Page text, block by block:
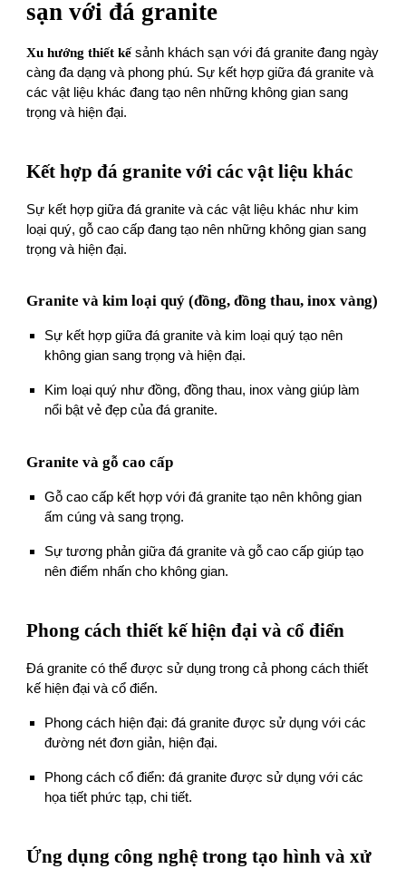
sạn với đá granite
Xu hướng thiết kếsảnh khách sạn với đá granite đang ngày
càng đa dạng và phong phú. Sự kết hợp giữa đá granite và
các vật liệu khác đang tạo nên những không gian sang
trọng và hiện đại.
Kết hợp đá granite với các vật liệu khác
Sự kết hợp giữa đá granite và các vật liệu khác như kim
loại quý, gỗ cao cấp đang tạo nên những không gian sang
trọng và hiện đại.
Granite và kim loại quý (đồng, đồng thau, inox vàng)
Sự kết hợp giữa đá granite và kim loại quý tạo nên
không gian sang trọng và hiện đại.
Kim loại quý như đồng, đồng thau, inox vàng giúp làm
nổi bật vẻ đẹp của đá granite.
Granite và gỗ cao cấp
Gỗ cao cấp kết hợp với đá granite tạo nên không gian
ấm cúng và sang trọng.
Sự tương phản giữa đá granite và gỗ cao cấp giúp tạo
nên điểm nhấn cho không gian.
Phong cách thiết kế hiện đại và cổ điển
Đá granite có thể được sử dụng trong cả phong cách thiết
kế hiện đại và cổ điển.
Phong cách hiện đại: đá granite được sử dụng với các
đường nét đơn giản, hiện đại.
Phong cách cổ điển: đá granite được sử dụng với các
họa tiết phức tạp, chi tiết.
Ứng dụng công nghệ trong tạo hình và xử